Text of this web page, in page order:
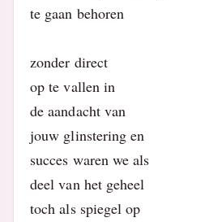
te gaan behoren
zonder direct
op te vallen in
de aandacht van
jouw glinstering en
succes waren we als
deel van het geheel
toch als spiegel op